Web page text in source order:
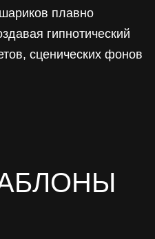
плавно
гипнотический
сценических фонов